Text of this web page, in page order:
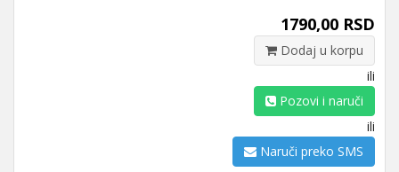
1790,00 RSD
Dodaj u korpu
ili
Pozovi i naruči
ili
Naruči preko SMS